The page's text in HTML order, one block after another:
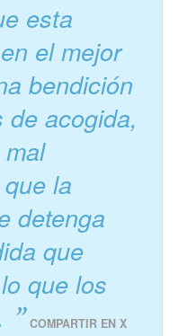
esta
el mejor
bendición
acogida,
la
detenga
que
que los
COMPARTIR EN X